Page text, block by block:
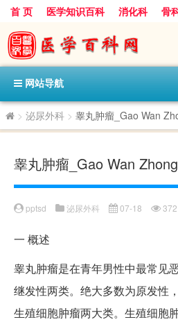
首 页 医学知识百科 消化科 骨
心血管病科
呼吸科 神经科
内分泌科
口腔科
网站导航
> 泌尿外科 > 睾丸肿瘤_Gao Wan
睾丸肿瘤_Gao Wan
pptsd 泌尿外科 07-18 372
一 概述
睾丸肿瘤是在青年男性中最常见
继发性两类。绝大多数为原发性
生殖细胞肿瘤两大类。生殖细胞